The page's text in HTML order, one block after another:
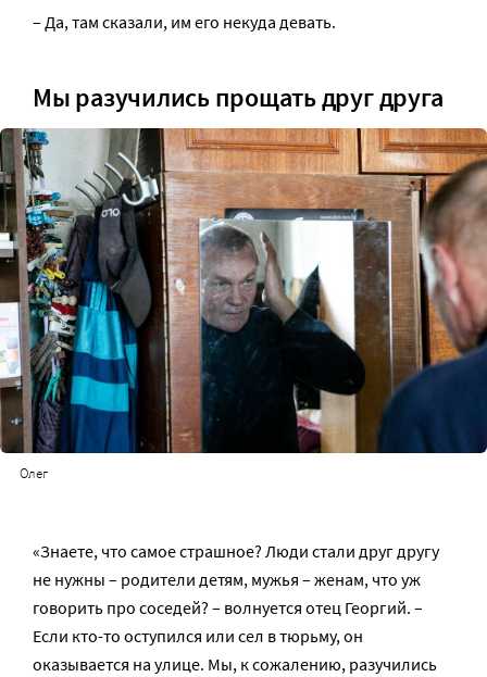
– Да, там сказали, им его некуда девать.
Мы разучились прощать друг друга
Олег
«Знаете, что самое страшное? Люди стали друг другу
не нужны – родители детям, мужья – женам, что уж
говорить про соседей? – волнуется отец Георгий. –
Если кто-то оступился или сел в тюрьму, он
оказывается на улице. Мы, к сожалению, разучились